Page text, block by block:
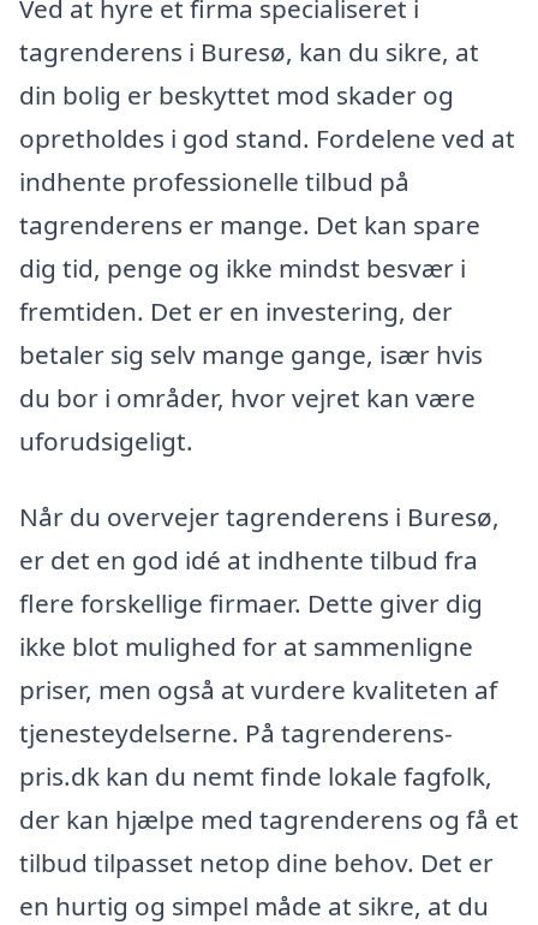
Ved at hyre et firma specialiseret i
tagrenderens i Buresø, kan du sikre, at
din bolig er beskyttet mod skader og
opretholdes i god stand. Fordelene ved at
indhente professionelle tilbud på
tagrenderens er mange. Det kan spare
dig tid, penge og ikke mindst besvær i
fremtiden. Det er en investering, der
betaler sig selv mange gange, især hvis
du bor i områder, hvor vejret kan være
uforudsigeligt.
Når du overvejer tagrenderens i Buresø,
er det en god idé at indhente tilbud fra
flere forskellige firmaer. Dette giver dig
ikke blot mulighed for at sammenligne
priser, men også at vurdere kvaliteten af
tjenesteydelserne. På tagrenderens-
pris.dk kan du nemt finde lokale fagfolk,
der kan hjælpe med tagrenderens og få et
tilbud tilpasset netop dine behov. Det er
en hurtig og simpel måde at sikre, at du